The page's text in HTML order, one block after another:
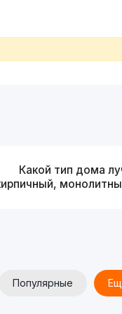
Какой тип дома
Популярные